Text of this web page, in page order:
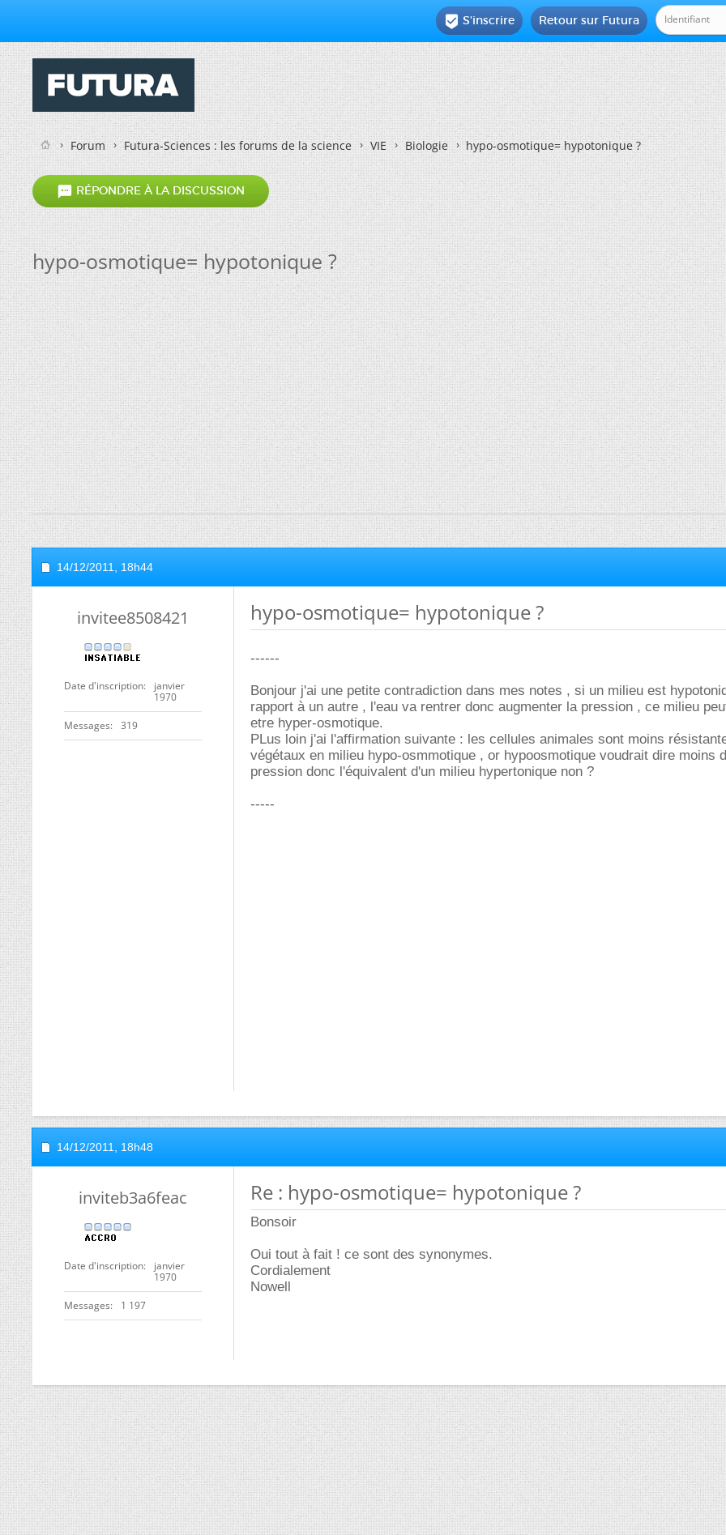
Retour sur Futura
 S'inscrire
Forum Futura-Sciences : les forums de la science VIE Biologie hypo-osmotique= hypotonique ?
 RÉPONDRE À LA DISCUSSION
hypo-osmotique= hypotonique ?
14/12/2011, 18h44
invitee8508421
Date d'inscription
janvier
1970
Messages 319
hypo-osmotique= hypotonique ?
------
Bonjour j'ai une petite contradiction dans mes notes , si un milieu est
rapport à un autre , l'eau va rentrer donc augmenter la pression , ce milieu
etre hyper-osmotique.
PLus loin j'ai l'affirmation suivante : les cellules animales sont moins
végétaux en milieu hypo-osmmotique , or hypoosmotique voudrait dire moins
pression donc l'équivalent d'un milieu hypertonique non ?
-----
14/12/2011, 18h48
inviteb3a6feac
Date d'inscription
janvier
1970
Messages 1 197
Re : hypo-osmotique= hypotonique ?
Bonsoir
Oui tout à fait ! ce sont des synonymes.
Cordialement
Nowell